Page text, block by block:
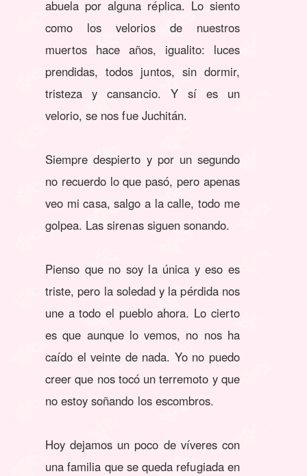
abuela por alguna réplica. Lo siento
como los velorios de nuestros
muertos hace años, igualito: luces
prendidas, todos juntos, sin dormir,
tristeza y cansancio. Y sí es un
velorio, se nos fue Juchitán.
Siempre despierto y por un segundo
no recuerdo lo que pasó, pero apenas
veo mi casa, salgo a la calle, todo me
golpea. Las sirenas siguen sonando.
Pienso que no soy la única y eso es
triste, pero la soledad y la pérdida nos
une a todo el pueblo ahora. Lo cierto
es que aunque lo vemos, no nos ha
caído el veinte de nada. Yo no puedo
creer que nos tocó un terremoto y que
no estoy soñando los escombros.
Hoy dejamos un poco de víveres con
una familia que se queda refugiada en